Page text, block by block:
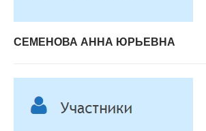
СЕМЕНОВА АННА ЮРЬЕВНА